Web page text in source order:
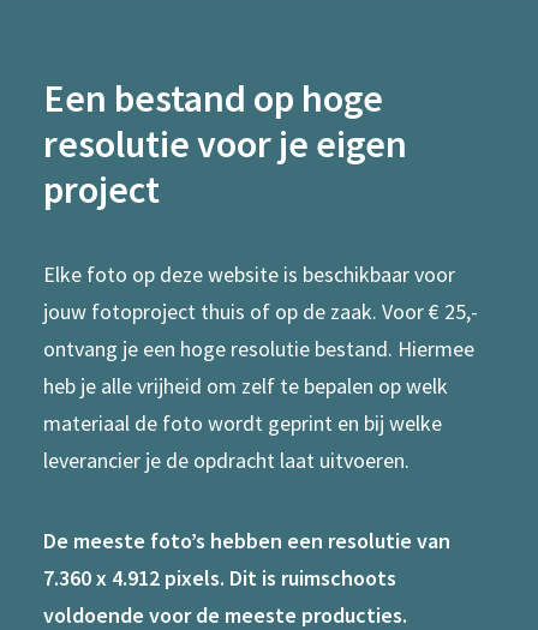
Een bestand op hoge
resolutie voor je eigen
project
Elke foto op deze website is beschikbaar voor
jouw fotoproject thuis of op de zaak. Voor € 25,-
ontvang je een hoge resolutie bestand. Hiermee
heb je alle vrijheid om zelf te bepalen op welk
materiaal de foto wordt geprint en bij welke
leverancier je de opdracht laat uitvoeren.
De meeste foto’s hebben een resolutie van
7.360 x 4.912 pixels. Dit is ruimschoots
voldoende voor de meeste producties.